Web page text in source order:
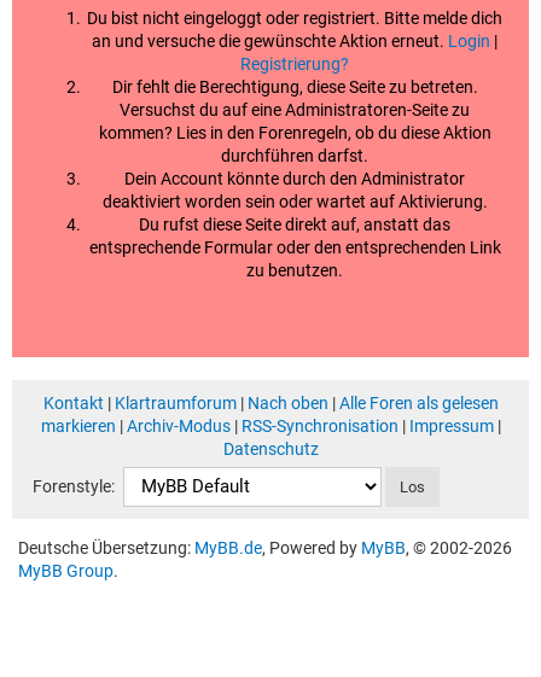
Du bist nicht eingeloggt oder registriert. Bitte melde dich
an und versuche die gewünschte Aktion erneut. Login |
Registrierung?
Dir fehlt die Berechtigung, diese Seite zu betreten.
Versuchst du auf eine Administratoren-Seite zu
kommen? Lies in den Forenregeln, ob du diese Aktion
durchführen darfst.
Dein Account könnte durch den Administrator
deaktiviert worden sein oder wartet auf Aktivierung.
Du rufst diese Seite direkt auf, anstatt das
entsprechende Formular oder den entsprechenden Link
zu benutzen.
Kontakt | Klartraumforum| Nach oben |Alle Foren als gelesen
markieren |Archiv-Modus| RSS-Synchronisation | Impressum|
Datenschutz
Forenstyle:
Deutsche Übersetzung: MyBB.de, Powered by MyBB, © 2002-2026
MyBB Group.